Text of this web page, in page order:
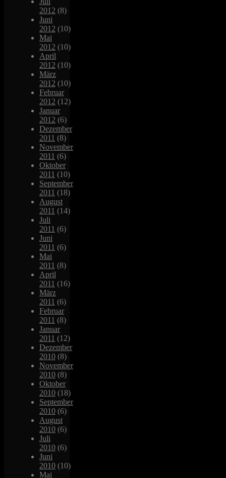
2012 (8)
Juni
2012 (10)
Mai
2012 (10)
April
2012 (10)
März
2012 (10)
Februar
2012 (12)
Januar
2012 (6)
Dezember
2011 (8)
November
2011 (6)
Oktober
2011 (10)
September
2011 (18)
August
2011 (14)
Juli
2011 (6)
Juni
2011 (6)
Mai
2011 (8)
April
2011 (16)
März
2011 (6)
Februar
2011 (8)
Januar
2011 (12)
Dezember
2010 (8)
November
2010 (8)
Oktober
2010 (18)
September
2010 (6)
August
2010 (6)
Juli
2010 (6)
Juni
2010 (10)
Mai